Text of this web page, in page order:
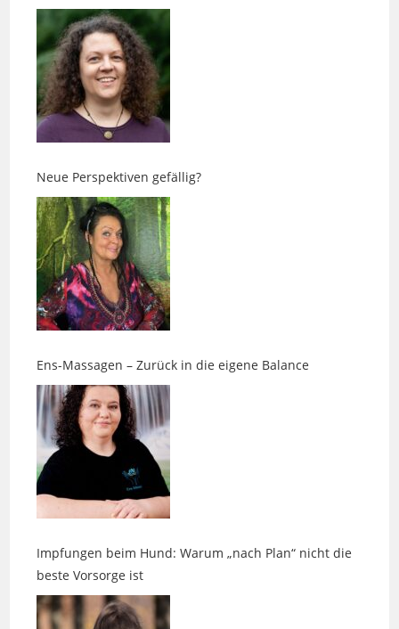
Neue Perspektiven gefällig?
Ens-Massagen – Zurück in die eigene Balance
Impfungen beim Hund: Warum „nach Plan“ nicht die